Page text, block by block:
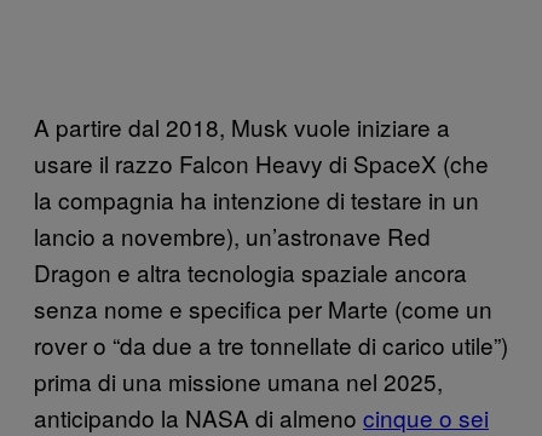
A partire dal 2018, Musk vuole iniziare a
usare il razzo Falcon Heavy di SpaceX (che
la compagnia ha intenzione di testare in un
lancio a novembre), un’astronave Red
Dragon e altra tecnologia spaziale ancora
senza nome e specifica per Marte (come un
rover o “da due a tre tonnellate di carico utile”)
prima di una missione umana nel 2025,
anticipando la NASA di almeno cinque o sei